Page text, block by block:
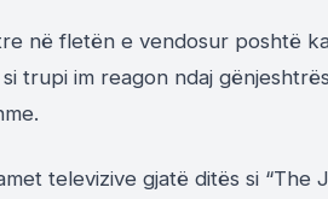
në fletën e vendosur poshtë
trupi im reagon ndaj
televizive gjatë ditës si “The